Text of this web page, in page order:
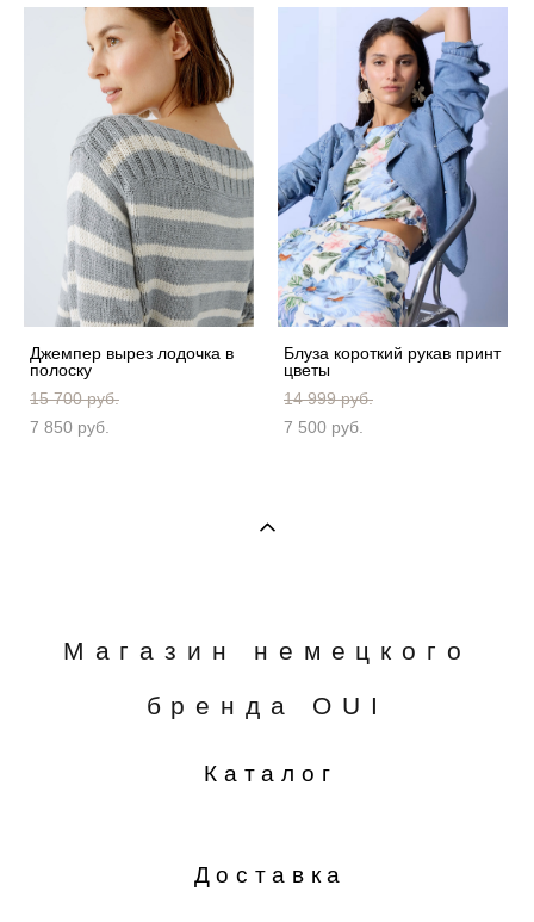
Джемпер вырез лодочка в
полоску
15 700 pуб.
7 850 pуб.
Блуза короткий рукав принт
цветы
14 999 pуб.
7 500 pуб.
Магазин немецкого
бренда OUI
Каталог
Доставка